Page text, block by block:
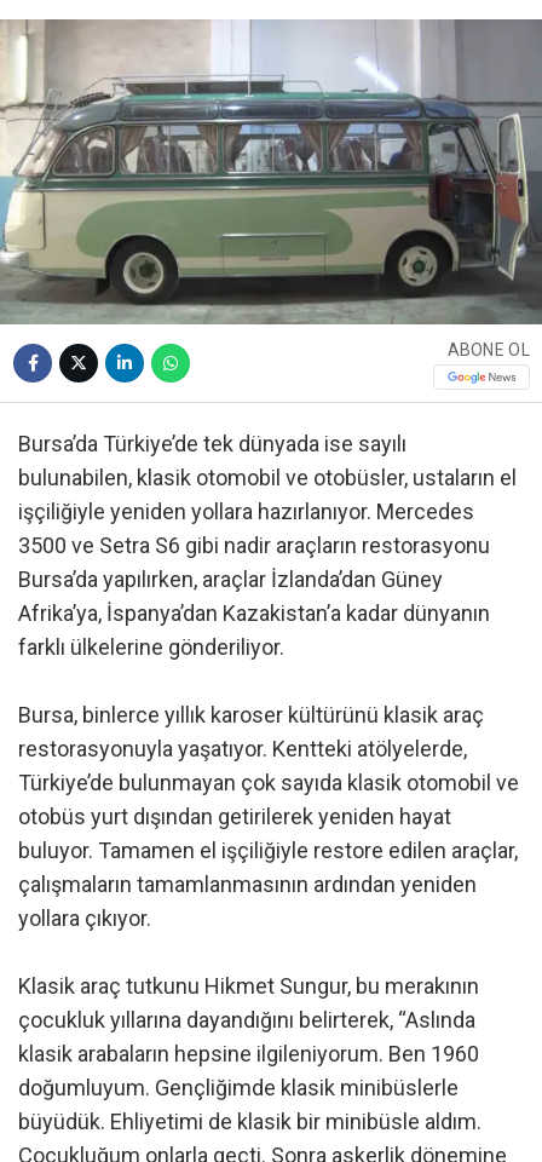
ABONE OL
Bursa’da Türkiye’de tek dünyada ise sayılı
bulunabilen, klasik otomobil ve otobüsler, ustaların el
işçiliğiyle yeniden yollara hazırlanıyor. Mercedes
3500 ve Setra S6 gibi nadir araçların restorasyonu
Bursa’da yapılırken, araçlar İzlanda’dan Güney
Afrika’ya, İspanya’dan Kazakistan’a kadar dünyanın
farklı ülkelerine gönderiliyor.
Bursa, binlerce yıllık karoser kültürünü klasik araç
restorasyonuyla yaşatıyor. Kentteki atölyelerde,
Türkiye’de bulunmayan çok sayıda klasik otomobil ve
otobüs yurt dışından getirilerek yeniden hayat
buluyor. Tamamen el işçiliğiyle restore edilen araçlar,
çalışmaların tamamlanmasının ardından yeniden
yollara çıkıyor.
Klasik araç tutkunu Hikmet Sungur, bu merakının
çocukluk yıllarına dayandığını belirterek, “Aslında
klasik arabaların hepsine ilgileniyorum. Ben 1960
doğumluyum. Gençliğimde klasik minibüslerle
büyüdük. Ehliyetimi de klasik bir minibüsle aldım.
Çocukluğum onlarla geçti. Sonra askerlik dönemine